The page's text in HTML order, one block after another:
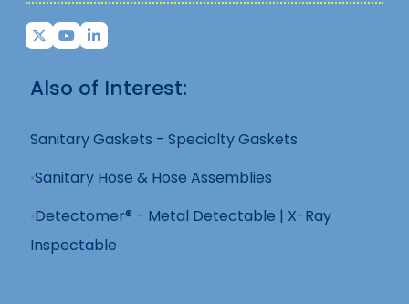
Also of Interest:
Sanitary Gaskets - Specialty Gaskets
Sanitary Hose & Hose Assemblies
Detectomer® - Metal Detectable | X-Ray
Inspectable